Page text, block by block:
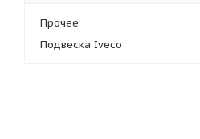
Прочее
Подвеска Iveco